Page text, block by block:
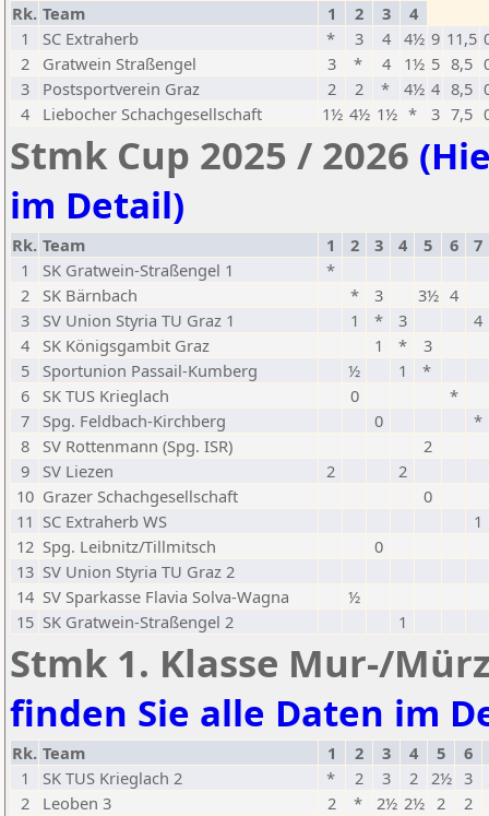
Rk. Team 1 2 3
4
1
SC Extraherb * 3 4 4½ 9 11,5
2
Gratwein Straßengel 3 * 4 1½ 5 8,5
3
Postsportverein Graz 2 2 * 4½ 4 8,5
4
Liebocher Schachgesellschaft 1½ 4½ 1½ * 3 7,5
Stmk Cup 2025 / 2026
im Detail)
Rk. Team 1 2 3 4 5 6
7
1
SK Gratwein-Straßengel 1
*
2
SK Bärnbach * 3 3½ 4
3
SV Union Styria TU Graz 1 1 * 3
4
4
SK Königsgambit Graz 1 *
3
5
Sportunion Passail-Kumberg ½ 1
*
6
SK TUS Krieglach 0
*
7
Spg. Feldbach-Kirchberg 0
*
8
SV Rottenmann (Spg. ISR)
2
9
SV Liezen 2
2
10 Grazer Schachgesellschaft
0
11 SC Extraherb WS
1
12 Spg. Leibnitz/Tillmitsch
0
13 SV Union Styria TU Graz 2
14 SV Sparkasse Flavia Solva-Wagna
½
15 SK Gratwein-Straßengel 2 1
Stmk 1. Klasse Mur-/
finden Sie alle Daten im
Rk. Team 1 2 3 4 5
6
1
SK TUS Krieglach 2 * 2 3 2 2½ 3
2
Leoben 3 2 * 2½ 2½ 2
2